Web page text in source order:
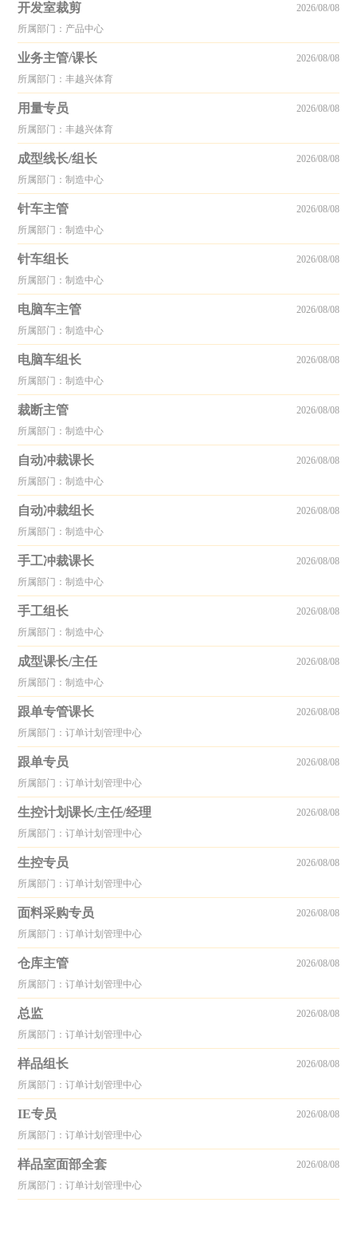
开发室裁剪
所属部门：产品中心
2026/08/08
业务主管/课长
所属部门：丰越兴体育
2026/08/08
用量专员
所属部门：丰越兴体育
2026/08/08
成型线长/组长
所属部门：制造中心
2026/08/08
针车主管
所属部门：制造中心
2026/08/08
针车组长
所属部门：制造中心
2026/08/08
电脑车主管
所属部门：制造中心
2026/08/08
电脑车组长
所属部门：制造中心
2026/08/08
裁断主管
所属部门：制造中心
2026/08/08
自动冲裁课长
所属部门：制造中心
2026/08/08
自动冲裁组长
所属部门：制造中心
2026/08/08
手工冲裁课长
所属部门：制造中心
2026/08/08
手工组长
所属部门：制造中心
2026/08/08
成型课长/主任
所属部门：制造中心
2026/08/08
跟单专管课长
所属部门：订单计划管理中心
2026/08/08
跟单专员
所属部门：订单计划管理中心
2026/08/08
生控计划课长/主任/经理
所属部门：订单计划管理中心
2026/08/08
生控专员
所属部门：订单计划管理中心
2026/08/08
面料采购专员
所属部门：订单计划管理中心
2026/08/08
仓库主管
所属部门：订单计划管理中心
2026/08/08
总监
所属部门：订单计划管理中心
2026/08/08
样品组长
所属部门：订单计划管理中心
2026/08/08
IE专员
所属部门：订单计划管理中心
2026/08/08
样品室面部全套
所属部门：订单计划管理中心
2026/08/08